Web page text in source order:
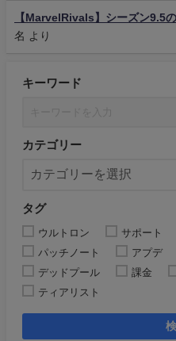
【MarvelRivals】シーズン9.5
名
より
キーワード
カテゴリー
タグ
ウルトロン サポート
パッチノート
アプデ
デッドプール
課金
ティアリスト